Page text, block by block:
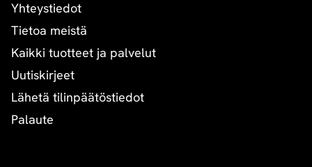
Yhteystiedot
Tietoa meistä
Kaikki tuotteet ja palvelut
Uutiskirjeet
Lähetä tilinpäätöstiedot
Palaute